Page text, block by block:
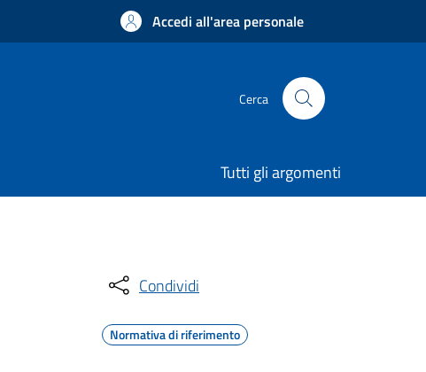
Accedi all'area personale
Cerca
Tutti gli argomenti
Condividi
Normativa di riferimento